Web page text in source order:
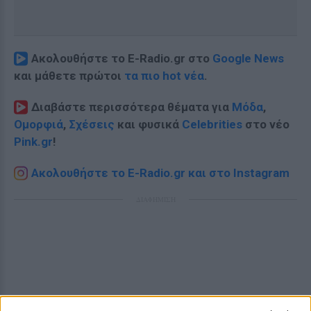
Ακολουθήστε το E-Radio.gr στο Google News
και μάθετε πρώτοι τα πιο hot νέα.
Διαβάστε περισσότερα θέματα για Μόδα,
Ομορφιά, Σχέσεις και φυσικά Celebrities στο νέο
Pink.gr!
Ακολουθήστε το E-Radio.gr και στο Instagram